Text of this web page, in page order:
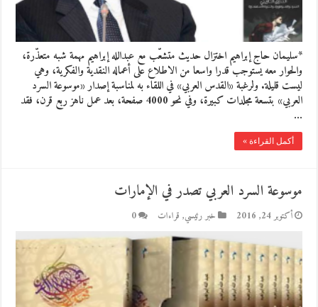
*سليمان حاج إبراهيم اختزال حديث متشعّب مع عبدالله إبراهيم مهمة شبه متعذّرة،
والحوار معه يستوجب قدرا واسعا من الاطلاع على أعماله النقدية والفكرية، وهي
ليست قليلة. ولرغبة «القدس العربي» في اللقاء به لمناسبة إصدار «موسوعة السرد
العربي» بتسعة مجلدات كبيرة، وفي نحو 4000 صفحة، بعد عمل ناهز ربع قرن، فقد
…
أكمل القراءة »
موسوعة السرد العربي تصدر في الإمارات
أكتوبر 24, 2016 خبر رئيسي, قراءات 0